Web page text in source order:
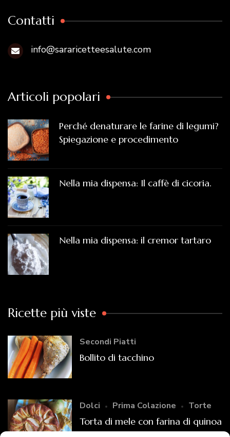
Contatti
info@sararicetteesalute.com
Articoli popolari
Perché denaturare le farine di legumi?
Spiegazione e procedimento
Nella mia dispensa: Il caffè di cicoria.
Nella mia dispensa: il cremor tartaro
Ricette più viste
Secondi Piatti
Bollito di tacchino
Dolci Prima Colazione Torte
Torta di mele con farina di quinoa